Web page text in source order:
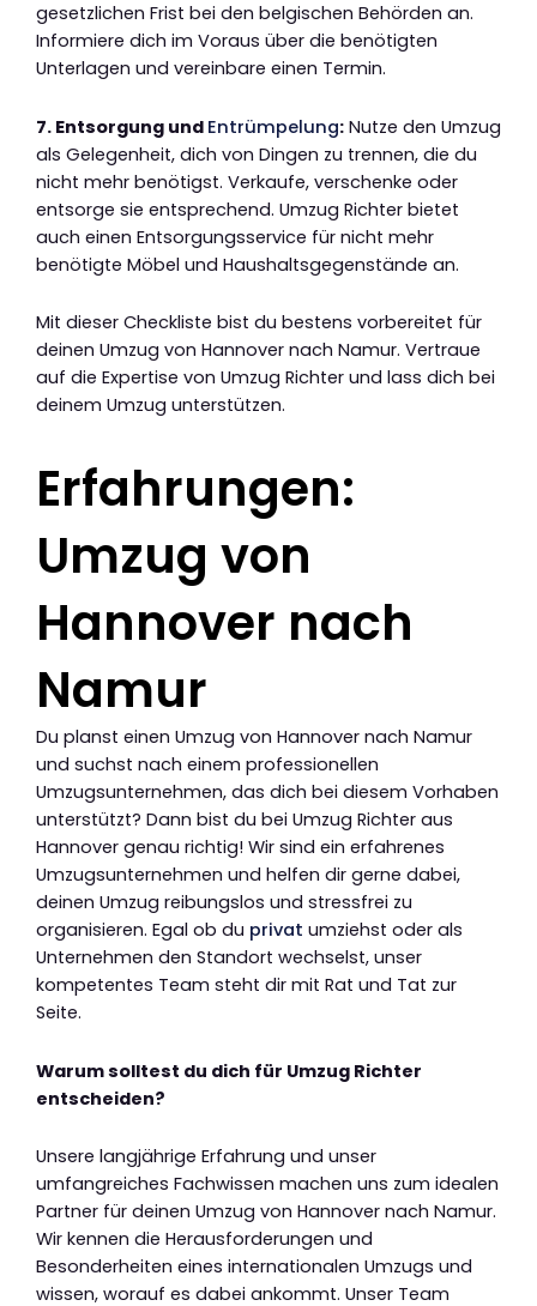
gesetzlichen Frist bei den belgischen Behörden an.
Informiere dich im Voraus über die benötigten
Unterlagen und vereinbare einen Termin.
7. Entsorgung und Entrümpelung: Nutze den Umzug
als Gelegenheit, dich von Dingen zu trennen, die du
nicht mehr benötigst. Verkaufe, verschenke oder
entsorge sie entsprechend. Umzug Richter bietet
auch einen Entsorgungsservice für nicht mehr
benötigte Möbel und Haushaltsgegenstände an.
Mit dieser Checkliste bist du bestens vorbereitet für
deinen Umzug von Hannover nach Namur. Vertraue
auf die Expertise von Umzug Richter und lass dich bei
deinem Umzug unterstützen.
Erfahrungen:
Umzug von
Hannover nach
Namur
Du planst einen Umzug von Hannover nach Namur
und suchst nach einem professionellen
Umzugsunternehmen, das dich bei diesem Vorhaben
unterstützt? Dann bist du bei Umzug Richter aus
Hannover genau richtig! Wir sind ein erfahrenes
Umzugsunternehmen und helfen dir gerne dabei,
deinen Umzug reibungslos und stressfrei zu
organisieren. Egal ob du privat umziehst oder als
Unternehmen den Standort wechselst, unser
kompetentes Team steht dir mit Rat und Tat zur
Seite.
Warum solltest du dich für Umzug Richter
entscheiden?
Unsere langjährige Erfahrung und unser
umfangreiches Fachwissen machen uns zum idealen
Partner für deinen Umzug von Hannover nach Namur.
Wir kennen die Herausforderungen und
Besonderheiten eines internationalen Umzugs und
wissen, worauf es dabei ankommt. Unser Team